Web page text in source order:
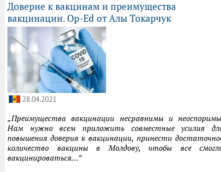
Доверие к вакцинам и преимущества
вакцинации. Op-Ed от Алы Токарчук
28.04.2021
„Преимущества вакцинации несравнимы и
Нам нужно всем приложить совместные усилия
повышения доверия к вакцинации, принести
количество вакцины в Молдову, чтобы все
вакцинироваться…”